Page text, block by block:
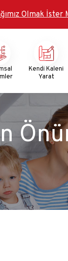
Olmak İster
Kendi Kaleni
Yarat